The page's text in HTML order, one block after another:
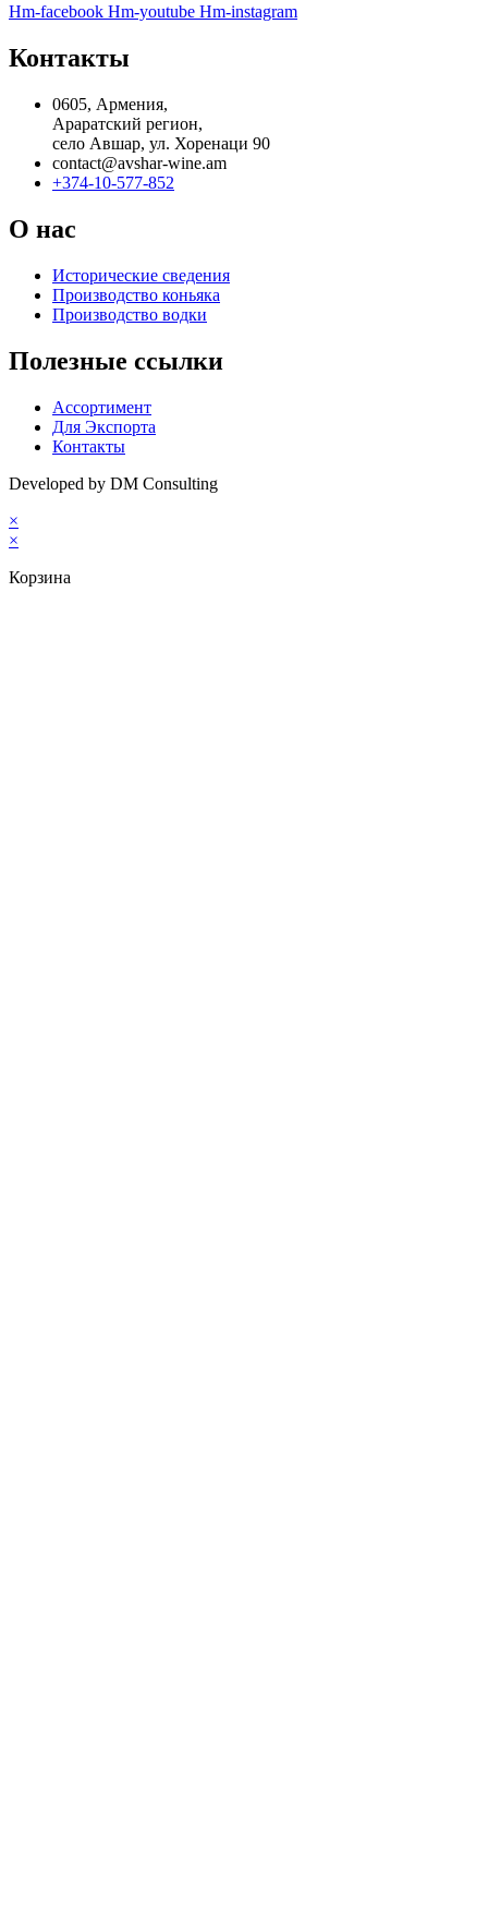
Hm-facebook Hm-youtube Hm-instagram
Контакты
0605, Армения,
Араратский регион,
село Авшар, ул. Хоренаци 90
contact@avshar-wine.am
+374-10-577-852
О нас
Исторические сведения
Производство коньяка
Производство водки
Полезные ссылки
Ассортимент
Для Экспорта
Контакты
Developed by DM Consulting
×
×
Корзина